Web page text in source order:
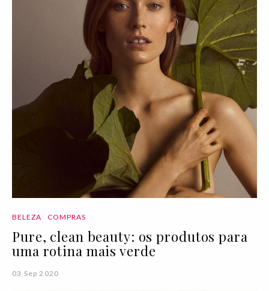
BELEZA COMPRAS
Pure, clean beauty: os produtos para
uma rotina mais verde
03 Sep 2020